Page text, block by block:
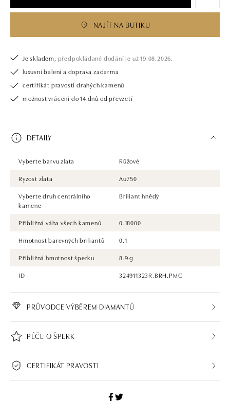
NAJÍT NA BUTIKU
Je skladem, předpokládané dodání je už 19.08.2026.
luxusní balení a doprava zadarma
certifikát pravosti drahých kamenů
možnost vrácení do 14 dnů od převzetí
DETAILY
Vyberte barvu zlata
Růžové
Ryzost zlata
Au750
Vyberte druh centrálního
kamene
Briliant hnědý
Přibližná váha všech kamenů
0.18000
Hmotnost barevných briliantů
0.1
Přibližná hmotnost šperku
8.9 g
ID
324911323R.BRH.PMC
PRŮVODCE VÝBĚREM DIAMANTŮ
PÉČE O ŠPERK
CERTIFIKÁT PRAVOSTI